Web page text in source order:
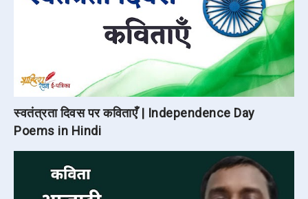
स्वतंत्रता दिवस पर कविताएँ | Independence Day
Poems in Hindi